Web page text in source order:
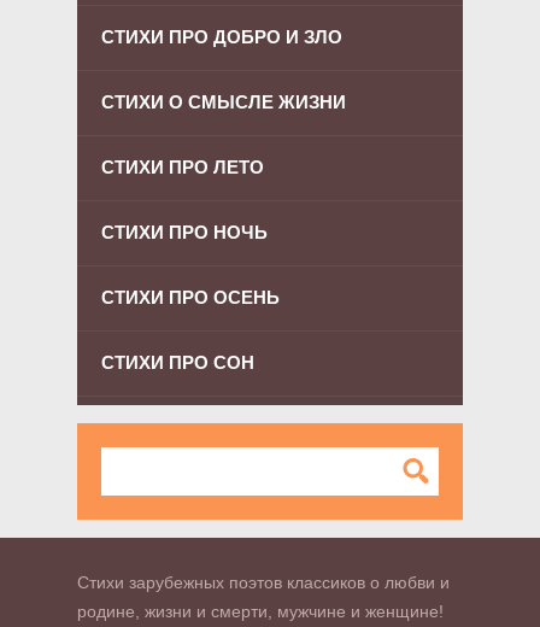
СТИХИ ПРО ДОБРО И ЗЛО
СТИХИ О СМЫСЛЕ ЖИЗНИ
СТИХИ ПРО ЛЕТО
СТИХИ ПРО НОЧЬ
СТИХИ ПРО ОСЕНЬ
СТИХИ ПРО СОН
Стихи зарубежных поэтов классиков о любви и
родине, жизни и смерти, мужчине и женщине!